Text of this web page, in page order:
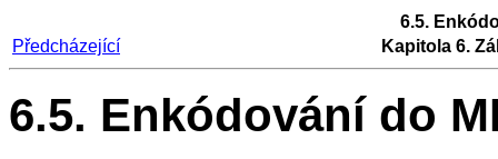
6.5.
Předcházející
Kapitola 6.
6.5. Enkódování do